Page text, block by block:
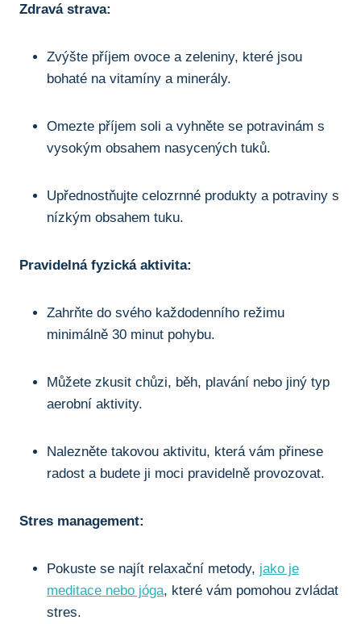
Zdravá strava:
Zvýšte příjem ovoce a zeleniny, ​které jsou
bohaté na ‌vitamíny a⁤ minerály.
Omezte příjem soli a vyhněte se ‌potravinám s
vysokým obsahem nasycených tuků.
Upřednostňujte ⁣celozrnné produkty a potraviny s⁤
nízkým⁣ obsahem ⁢tuku.
Pravidelná ​fyzická aktivita:
Zahrňte do svého každodenního režimu
minimálně 30 minut pohybu.
Můžete zkusit chůzi, ⁣běh, plavání nebo jiný typ⁤
aerobní aktivity.
Nalezněte takovou aktivitu, která vám přinese⁢
radost a budete ji ⁣moci pravidelně ‌provozovat.
Stres management:
Pokuste se najít relaxační⁢ metody, jako je
meditace nebo jóga,‍ které vám pomohou zvládat
stres.